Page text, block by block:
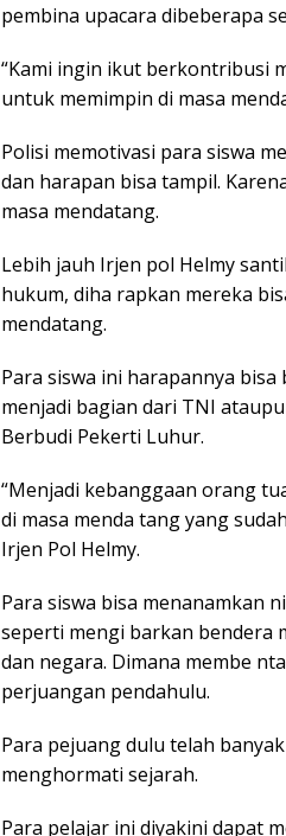
pembina upacara dibeberapa
“Kami ingin ikut berkontribusi
untuk memimpin di masa
Polisi memotivasi para siswa
dan harapan bisa tampil.
masa mendatang.
Lebih jauh Irjen pol Helmy
hukum, diha rapkan mereka
mendatang.
Para siswa ini harapannya
menjadi bagian dari TNI
Berbudi Pekerti Luhur.
“Menjadi kebanggaan orang
di masa menda tang yang
Irjen Pol Helmy.
Para siswa bisa menanamkan
seperti mengi barkan bendera
dan negara. Dimana membe
perjuangan pendahulu.
Para pejuang dulu telah
menghormati sejarah.
Para pelajar ini diyakini dapat